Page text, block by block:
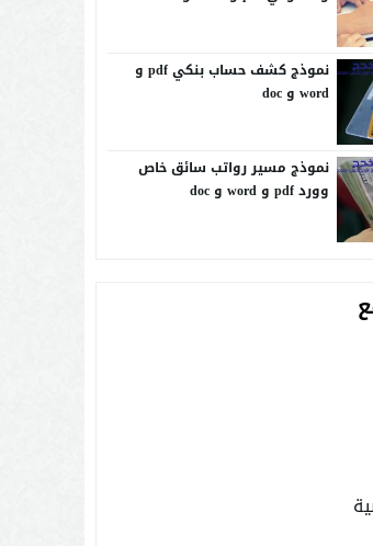
نموذج كشف حساب بنكي pdf و
word و doc
نموذج مسير رواتب سائق خاص
وورد pdf و word و doc